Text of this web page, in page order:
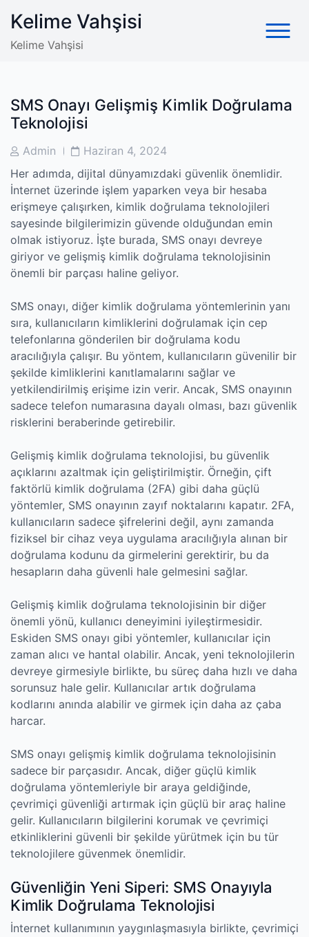
content
Kelime Vahşisi
Kelime Vahşisi
SMS Onayı Gelişmiş Kimlik Doğrulama
Teknolojisi
PostAdmin
PostHaziran 4, 2024
Her adımda, dijital dünyamızdaki güvenlik önemlidir.
İnternet üzerinde işlem yaparken veya bir hesaba
erişmeye çalışırken, kimlik doğrulama teknolojileri
sayesinde bilgilerimizin güvende olduğundan emin
olmak istiyoruz. İşte burada, SMS onayı devreye
giriyor ve gelişmiş kimlik doğrulama teknolojisinin
önemli bir parçası haline geliyor.
SMS onayı, diğer kimlik doğrulama yöntemlerinin yanı
sıra, kullanıcıların kimliklerini doğrulamak için cep
telefonlarına gönderilen bir doğrulama kodu
aracılığıyla çalışır. Bu yöntem, kullanıcıların güvenilir bir
şekilde kimliklerini kanıtlamalarını sağlar ve
yetkilendirilmiş erişime izin verir. Ancak, SMS onayının
sadece telefon numarasına dayalı olması, bazı güvenlik
risklerini beraberinde getirebilir.
Gelişmiş kimlik doğrulama teknolojisi, bu güvenlik
açıklarını azaltmak için geliştirilmiştir. Örneğin, çift
faktörlü kimlik doğrulama (2FA) gibi daha güçlü
yöntemler, SMS onayının zayıf noktalarını kapatır. 2FA,
kullanıcıların sadece şifrelerini değil, aynı zamanda
fiziksel bir cihaz veya uygulama aracılığıyla alınan bir
doğrulama kodunu da girmelerini gerektirir, bu da
hesapların daha güvenli hale gelmesini sağlar.
Gelişmiş kimlik doğrulama teknolojisinin bir diğer
önemli yönü, kullanıcı deneyimini iyileştirmesidir.
Eskiden SMS onayı gibi yöntemler, kullanıcılar için
zaman alıcı ve hantal olabilir. Ancak, yeni teknolojilerin
devreye girmesiyle birlikte, bu süreç daha hızlı ve daha
sorunsuz hale gelir. Kullanıcılar artık doğrulama
kodlarını anında alabilir ve girmek için daha az çaba
harcar.
SMS onayı gelişmiş kimlik doğrulama teknolojisinin
sadece bir parçasıdır. Ancak, diğer güçlü kimlik
doğrulama yöntemleriyle bir araya geldiğinde,
çevrimiçi güvenliği artırmak için güçlü bir araç haline
gelir. Kullanıcıların bilgilerini korumak ve çevrimiçi
etkinliklerini güvenli bir şekilde yürütmek için bu tür
teknolojilere güvenmek önemlidir.
Güvenliğin Yeni Siperi: SMS Onayıyla
Kimlik Doğrulama Teknolojisi
İnternet kullanımının yaygınlaşmasıyla birlikte, çevrimiçi